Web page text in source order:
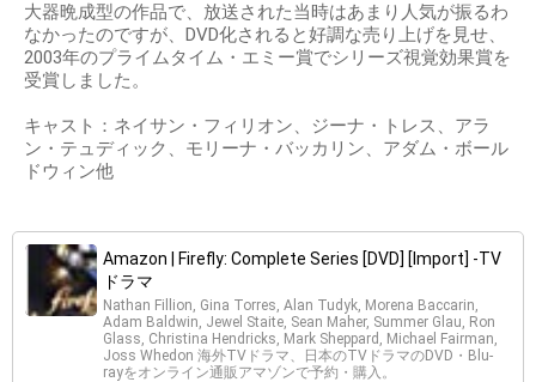
大器晩成型の作品で、放送された当時はあまり人気が振るわ
なかったのですが、DVD化されると好調な売り上げを見せ、
2003年のプライムタイム・エミー賞でシリーズ視覚効果賞を
受賞しました。
キャスト：ネイサン・フィリオン、ジーナ・トレス、アラ
ン・テュディック、モリーナ・バッカリン、アダム・ボール
ドウィン他
Amazon | Firefly: Complete Series [DVD] [Import] -TV
ドラマ
Nathan Fillion, Gina Torres, Alan Tudyk, Morena Baccarin,
Adam Baldwin, Jewel Staite, Sean Maher, Summer Glau, Ron
Glass, Christina Hendricks, Mark Sheppard, Michael Fairman,
Joss Whedon 海外TVドラマ、日本のTVドラマのDVD・Blu-
rayをオンライン通販アマゾンで予約・購入。